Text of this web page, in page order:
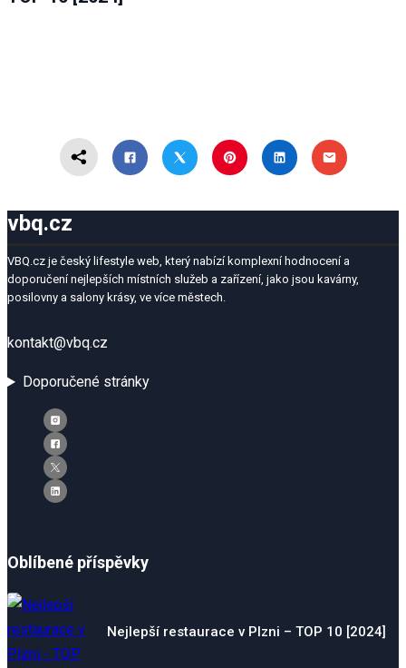
vbq.cz
VBQ.cz je český lifestyle web, který nabízí komplexní hodnocení a
doporučení nejlepších místních služeb a zařízení, jako jsou kavárny,
posilovny a salony krásy, ve více městech.
kontakt@vbq.cz
Doporučené stránky
Oblíbené příspěvky
Nejlepší restaurace v Plzni – TOP 10 [2024]